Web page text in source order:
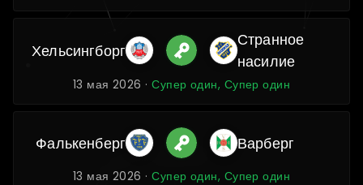
Хельсингборг
Странное
насилие
13 мая 2026 ·Супер один, Супер один
Фалькенберг Варберг
13 мая 2026 ·Супер один, Супер один